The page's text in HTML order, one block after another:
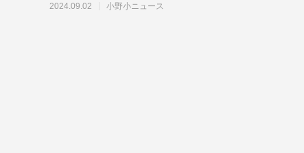
入りタオルを巻いてこまめ美休憩もしながら行い
2024.09.02 小野小ニュース